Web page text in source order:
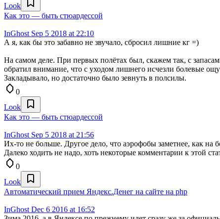
Look
Как это — быть стюардессой
InGhost Sep 5 2018 at 22:10
А я, как бы это забавно не звучало, сбросил лишние кг =)
На самом деле. При первых полётах был, скажем так, с
обратил внимание, что с уходом лишнего исчезли болевые
Закладывало, но достаточно было зевнуть в полсилы.
0
Look
Как это — быть стюардессой
InGhost Sep 5 2018 at 21:56
Их-то не больше. Другое дело, что аэрофобы заметнее, как на
Далеко ходить не надо, хоть некоторые комментарии к этой
0
Look
Автоматический прием Яндекс.Денег на сайте на php
InGhost Dec 6 2016 at 16:52